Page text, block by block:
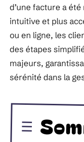
d’une facture a
intuitive et plus
ou en ligne, les
des étapes
majeurs,
sérénité dans la